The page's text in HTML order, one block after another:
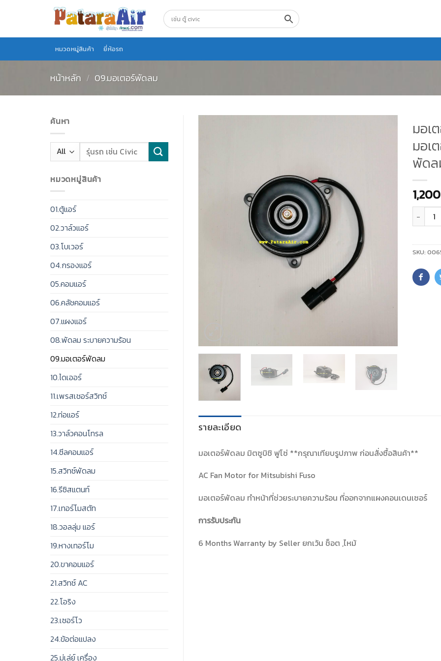
หมวดหมู่สินค้า ยี่ห้อรถ
หน้าหลัก / 09.มอเตอร์พัดลม
ค้นหา
หมวดหมู่สินค้า
01.ตู้แอร์
02.วาล์วแอร์
03.โบเวอร์
04.กรองแอร์
05.คอมแอร์
06.คลัชคอมแอร์
07.แผงแอร์
08.พัดลม ระบายความร้อน
09.มอเตอร์พัดลม
10.ไดเออร์
11.เพรสเชอร์สวิทช์
12.ท่อแอร์
13.วาล์วคอนโทรล
14.ซีลคอมแอร์
15.สวิทช์พัดลม
16.รีซิสแตนท์
17.เทอร์โมสตัท
18.วอลลุ่ม แอร์
19.หางเทอร์โม
20.ขาคอมแอร์
21.สวิทช์ AC
22.โอริง
23.เซอร์โว
24.ข้อต่อแปลง
25.มู่เล่ย์ เครื่อง
มอเ
มอเ
พัดล
1,200
SKU:
รายละเอียด
มอเตอร์พัดลม มิตซูบิชิ ฟูโซ่ **กรุณาเทียบรูปภาพ ก่อนสั่งซื้อสินค้า**
AC Fan Motor for Mitsubishi Fuso
มอเตอร์พัดลม ทำหน้าที่ช่วยระบายความร้อน ที่ออกจากแผงคอนเดนเซอร์
การรับประกัน
6 Months Warranty by Seller ยกเว้น ช็อต ,ไหม้